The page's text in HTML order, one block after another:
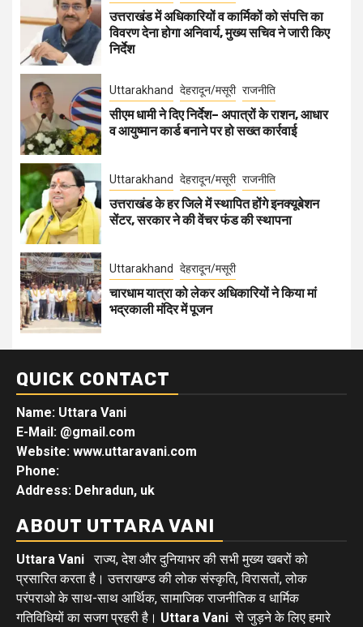
उत्तराखंड में अधिकारियों व कार्मिकों को संपत्ति का
विवरण देना होगा अनिवार्य, मुख्य सचिव ने जारी किए
निर्देश
Uttarakhand देहरादून/मसूरी राजनीति
सीएम धामी ने दिए निर्देश– अपात्रों के राशन, आधार
व आयुष्मान कार्ड बनाने पर हो सख्त कार्रवाई
Uttarakhand देहरादून/मसूरी राजनीति
उत्तराखंड के हर जिले में स्थापित होंगे इनक्यूबेशन
सेंटर, सरकार ने की वेंचर फंड की स्थापना
Uttarakhand देहरादून/मसूरी
चारधाम यात्रा को लेकर अधिकारियों ने किया मां
भद्रकाली मंदिर में पूजन
QUICK CONTACT
Name: Uttara Vani
E-Mail: @gmail.com
Website: www.uttaravani.com
Phone:
Address: Dehradun, uk
ABOUT UTTARA VANI
Uttara Vani राज्य, देश और दुनियाभर की सभी मुख्य खबरों को
प्रसारित करता है। उत्तराखण्ड की लोक संस्कृति, विरासतों, लोक
परंपराओ के साथ-साथ आर्थिक, सामाजिक राजनीतिक व धार्मिक
गतिविधियों का सजग प्रहरी है। Uttara Vani से जुड़ने के लिए हमारे